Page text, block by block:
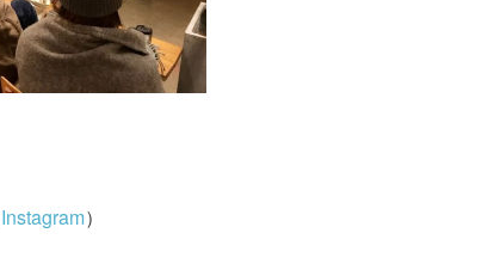
Instagram）